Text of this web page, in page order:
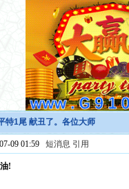
特1尾 献丑了。各位大师
09 01:59 短消息 引用
!